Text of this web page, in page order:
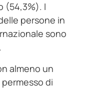
(54,3%). I
persone in
sono
almeno un
di